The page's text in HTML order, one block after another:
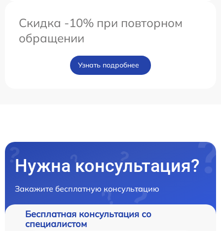
Скидка -10% при повторном
обращении
Узнать подробнее
Нужна консультация?
Закажите бесплатную консультацию
Бесплатная консультация со
специалистом